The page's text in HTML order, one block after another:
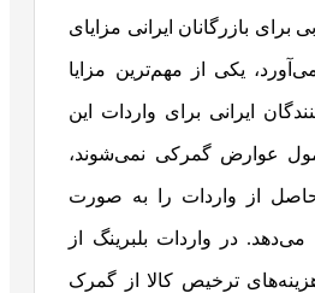
برای بازرگانان ایرانی مزایای
یکی از مهم‌ترین مزایا
ایرانی برای واردات این
عوارض گمرکی نمی‌شوند،
از واردات را به صورت
در واردات بلبرینگ از
ترخیص کالا از گمرک